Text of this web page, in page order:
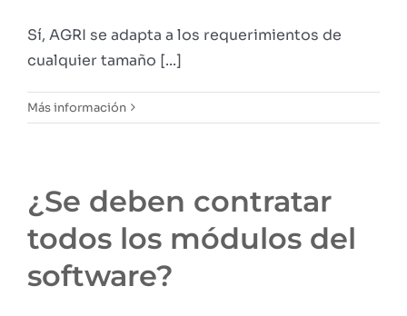
Sí, AGRI se adapta a los requerimientos de
cualquier tamaño [...]
Más información
¿Se deben contratar
todos los módulos del
software?